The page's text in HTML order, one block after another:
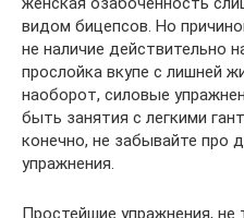
видом бицепсов. Но
не наличие действительно
прослойка вкупе с лишней
наоборот, силовые
быть занятия с легкими
конечно, не забывайте про
упражнения.
Простейшие упражнения,